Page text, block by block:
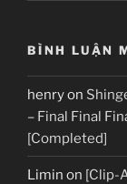
BÌNH LUẬN
henryon
– Final Final
[Completed]
Limin on [Clip-